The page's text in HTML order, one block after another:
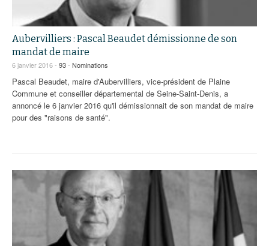
Aubervilliers : Pascal Beaudet démissionne de son
mandat de maire
6 janvier 2016 - 93- Nominations
Pascal Beaudet, maire d'Aubervilliers, vice-président de Plaine
Commune et conseiller départemental de Seine-Saint-Denis, a
annoncé le 6 janvier 2016 qu'il démissionnait de son mandat de maire
pour des "raisons de santé".